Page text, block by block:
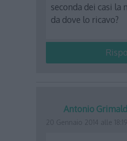
seconda dei casi la
da dove lo ricavo?
Antonio